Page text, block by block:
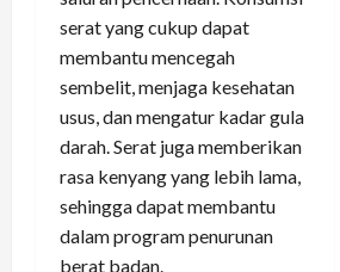
serat yang cukup dapat
membantu mencegah
sembelit, menjaga kesehatan
usus, dan mengatur kadar gula
darah. Serat juga memberikan
rasa kenyang yang lebih lama,
sehingga dapat membantu
dalam program penurunan
berat badan.